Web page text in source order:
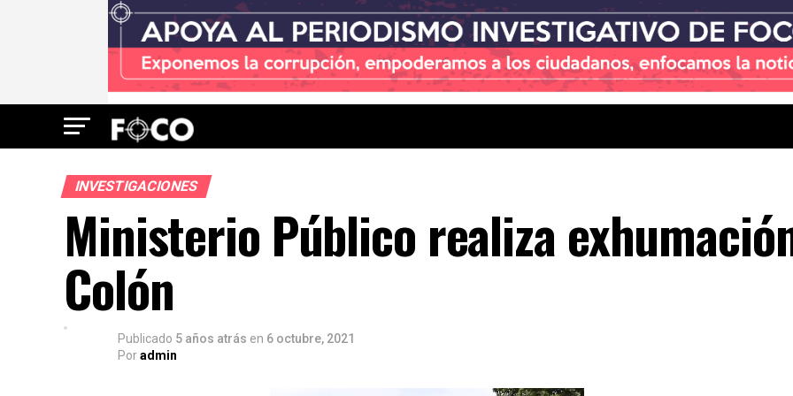
INVESTIGACIONES
Ministerio Público realiza
Colón
Publicado 5 años atrás en 6 octubre, 2021
Poradmin